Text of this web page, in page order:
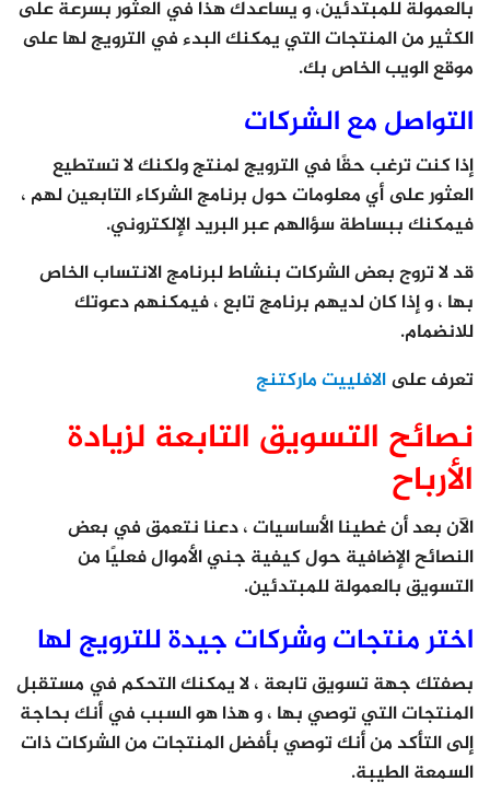
بالعمولة للمبتدئين، و يساعدك هذا في العثور بسرعة على
الكثير من المنتجات التي يمكنك البدء في الترويج لها على
موقع الويب الخاص بك.
التواصل مع الشركات
إذا كنت ترغب حقًا في الترويج لمنتج ولكنك لا تستطيع
العثور على أي معلومات حول برنامج الشركاء التابعين لهم ،
فيمكنك ببساطة سؤالهم عبر البريد الإلكتروني.
قد لا تروج بعض الشركات بنشاط لبرنامج الانتساب الخاص
بها ، و إذا كان لديهم برنامج تابع ، فيمكنهم دعوتك
للانضمام.
تعرف علىالافلييت ماركتنج
نصائح التسويق التابعة لزيادة
الأرباح
الآن بعد أن غطينا الأساسيات ، دعنا نتعمق في بعض
النصائح الإضافية حول كيفية جني الأموال فعليًا من
التسويق بالعمولة للمبتدئين.
اختر منتجات وشركات جيدة للترويج لها
بصفتك جهة تسويق تابعة ، لا يمكنك التحكم في مستقبل
المنتجات التي توصي بها ، و هذا هو السبب في أنك بحاجة
إلى التأكد من أنك توصي بأفضل المنتجات من الشركات ذات
السمعة الطيبة.